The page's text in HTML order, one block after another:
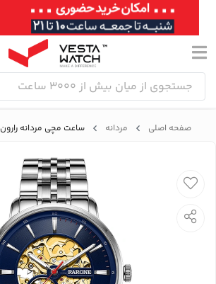
صفحه اصلی مردانه ساعت مچی مردانه رارون Rarone مدل 88603190